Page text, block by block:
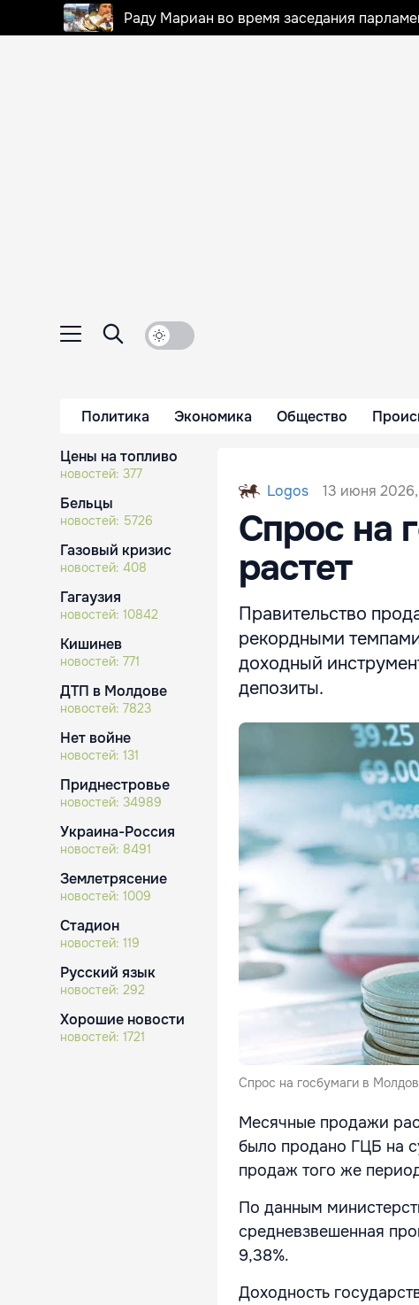
Раду Мариан во время заседания
Политика Экономика Общество
Цены на топливо
новостей: 377
Бельцы
новостей: 5726
Газовый кризис
новостей: 408
Гагаузия
новостей: 10842
Кишинев
новостей: 771
ДТП в Молдове
новостей: 7823
Нет войне
новостей: 131
Приднестровье
новостей: 34989
Украина-Россия
новостей: 8491
Землетрясение
новостей: 1009
Стадион
новостей: 119
Русский язык
новостей: 292
Хорошие новости
новостей: 1721
Logos 13 июня
Спрос на
растет
Правительство
рекордными
доходный
депозиты.
Спрос на госбумаги в
Месячные продажи
было продано ГЦБ на
продаж того же
По данным
средневзвешенная
9,38%.
Доходность